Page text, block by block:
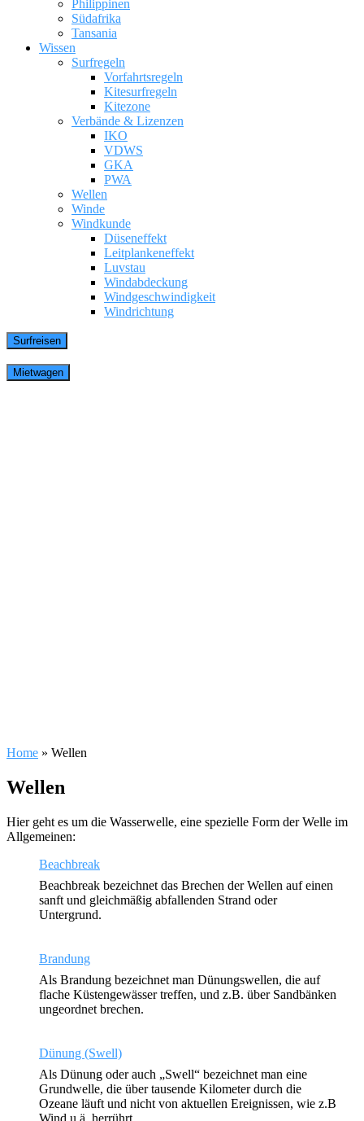
Philippinen
Südafrika
Tansania
Wissen
Surfregeln
Vorfahrtsregeln
Kitesurfregeln
Kitezone
Verbände & Lizenzen
IKO
VDWS
GKA
PWA
Wellen
Winde
Windkunde
Düseneffekt
Leitplankeneffekt
Luvstau
Windabdeckung
Windgeschwindigkeit
Windrichtung
Home » Wellen
Wellen
Hier geht es um die Wasserwelle, eine spezielle Form der Welle im
Allgemeinen:
Beachbreak
Beachbreak bezeichnet das Brechen der Wellen auf einen
sanft und gleichmäßig abfallenden Strand oder
Untergrund.
Brandung
Als Brandung bezeichnet man Dünungswellen, die auf
flache Küstengewässer treffen, und z.B. über Sandbänken
ungeordnet brechen.
Dünung (Swell)
Als Dünung oder auch „Swell“ bezeichnet man eine
Grundwelle, die über tausende Kilometer durch die
Ozeane läuft und nicht von aktuellen Ereignissen, wie z.B
Wind u.ä. herrührt.